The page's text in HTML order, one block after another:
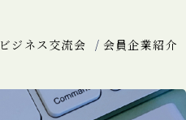
ビジネス交流会 会員企業紹介